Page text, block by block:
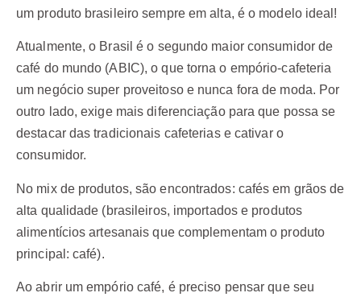
um produto brasileiro sempre em alta, é o modelo ideal!
Atualmente, o Brasil é o segundo maior consumidor de
café do mundo (ABIC), o que torna o empório-cafeteria
um negócio super proveitoso e nunca fora de moda. Por
outro lado, exige mais diferenciação para que possa se
destacar das tradicionais cafeterias e cativar o
consumidor.
No mix de produtos, são encontrados: cafés em grãos de
alta qualidade (brasileiros, importados e produtos
alimentícios artesanais que complementam o produto
principal: café).
Ao abrir um empório café, é preciso pensar que seu